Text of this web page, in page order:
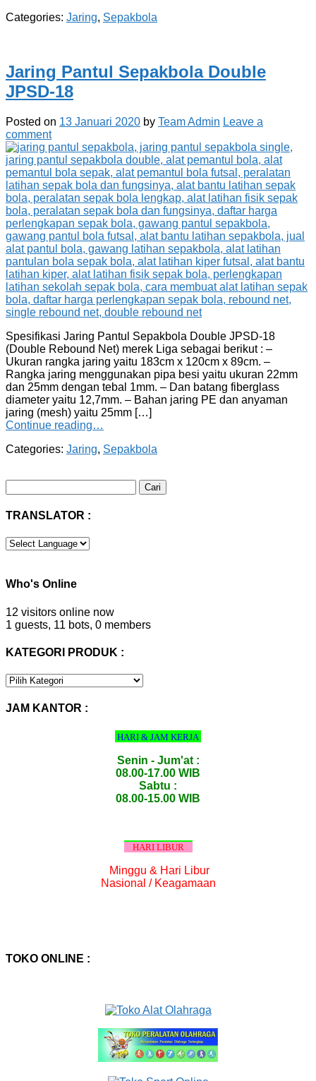
Categories: Jaring, Sepakbola
Jaring Pantul Sepakbola Double
JPSD-18
Posted on 13 Januari 2020 by Team Admin Leave a
comment
Spesifikasi Jaring Pantul Sepakbola Double JPSD-18
(Double Rebound Net) merek Liga sebagai berikut : –
Ukuran rangka jaring yaitu 183cm x 120cm x 89cm. –
Rangka jaring menggunakan pipa besi yaitu ukuran 22mm
dan 25mm dengan tebal 1mm. – Dan batang fiberglass
diameter yaitu 12,7mm. – Bahan jaring PE dan anyaman
jaring (mesh) yaitu 25mm […]
Continue reading…
Categories: Jaring, Sepakbola
untuk:
TRANSLATOR :
Who's Online
12 visitors online now
1 guests, 11 bots, 0 members
KATEGORI PRODUK :
KATEGORI
JAM KANTOR :
HARI & JAM KERJA
Senin - Jum'at :
08.00-17.00 WIB
Sabtu :
08.00-15.00 WIB
HARI LIBUR
Minggu & Hari Libur
Nasional / Keagamaan
TOKO ONLINE :